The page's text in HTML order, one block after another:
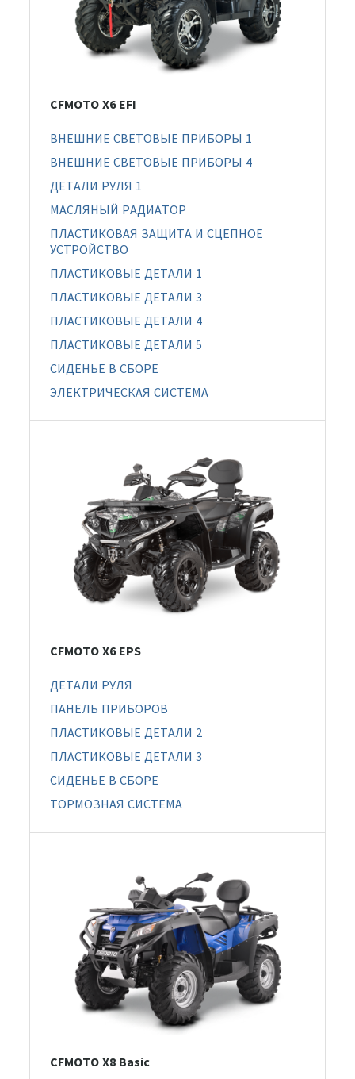
CFMOTO X6 EFI
ВНЕШНИЕ СВЕТОВЫЕ ПРИБОРЫ 1
ВНЕШНИЕ СВЕТОВЫЕ ПРИБОРЫ 4
ДЕТАЛИ РУЛЯ 1
МАСЛЯНЫЙ РАДИАТОР
ПЛАСТИКОВАЯ ЗАЩИТА И СЦЕПНОЕ
УСТРОЙСТВО
ПЛАСТИКОВЫЕ ДЕТАЛИ 1
ПЛАСТИКОВЫЕ ДЕТАЛИ 3
ПЛАСТИКОВЫЕ ДЕТАЛИ 4
ПЛАСТИКОВЫЕ ДЕТАЛИ 5
СИДЕНЬЕ В СБОРЕ
ЭЛЕКТРИЧЕСКАЯ СИСТЕМА
CFMOTO X6 EPS
ДЕТАЛИ РУЛЯ
ПАНЕЛЬ ПРИБОРОВ
ПЛАСТИКОВЫЕ ДЕТАЛИ 2
ПЛАСТИКОВЫЕ ДЕТАЛИ 3
СИДЕНЬЕ В СБОРЕ
ТОРМОЗНАЯ СИСТЕМА
CFMOTO X8 Basic